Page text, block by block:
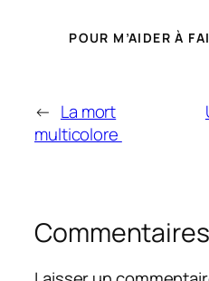
POUR M’AIDER À
← La mort
multicolore
Commentaires